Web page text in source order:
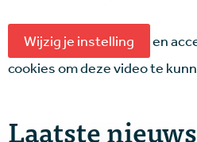
Wijzig je instelling
en
cookies om deze video te
Laatste nieuws